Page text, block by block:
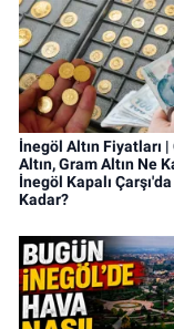
İnegöl Altın Fiyatları |
Altın, Gram Altın Ne
İnegöl Kapalı
Kadar?